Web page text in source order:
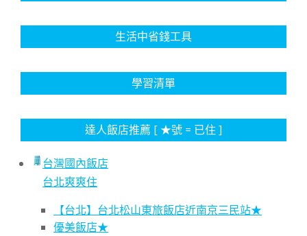
生活中省錢工具
學習清單
達人飯店推薦 [ ★號 = 已住 ]
台灣國內飯店
台北爽爽住
【台北】台北松山東旅飯店近南京三民站★
優美飯店★